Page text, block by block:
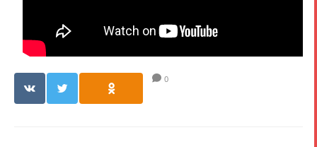
0